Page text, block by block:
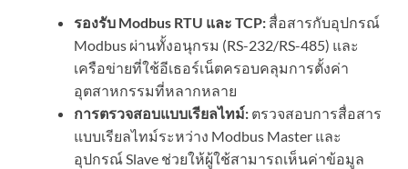
รองรับ Modbus RTU และ TCP: สื่อสารกับอุปกรณ์
Modbus ผ่านทั้งอนุกรม (RS-232/RS-485) และ
เครือข่ายที่ใช้อีเธอร์เน็ตครอบคลุมการตั้งค่า
อุตสาหกรรมที่หลากหลาย
การตรวจสอบแบบเรียลไทม์: ตรวจสอบการสื่อสาร
แบบเรียลไทม์ระหว่าง Modbus Master และ
อุปกรณ์ Slave ช่วยให้ผู้ใช้สามารถเห็นค่าข้อมูล